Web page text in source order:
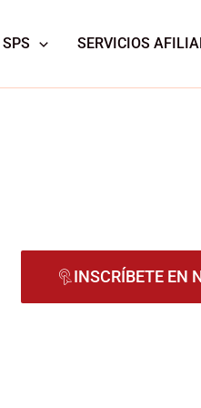
SPS SERVICIOS
INSCRÍBETE EN